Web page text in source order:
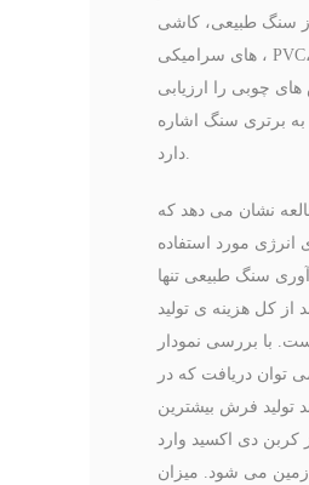
از سنگ طبیعی، کاشی‌
های سرامیکی ، PVC، لمینت و
چوبی را ارزیابی
برتری سنگ اشاره
نشان می دهد که
انرژی مورد استفاده
سنگ طبیعی تنها
از کل هزینه ی تولید
با بررسی نمودار
توان دریافت که در
تولید فرش بیشترین
کربن دی اکسید وارد
می شود. میزان